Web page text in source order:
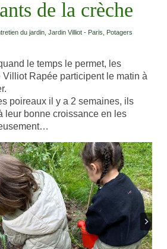
de la crèche
du jardin Jardin Villiot - Paris
Potagers
le temps le permet, les
Rapée participent le matin à
poireaux il y a 2 semaines, ils
leur bonne croissance en les